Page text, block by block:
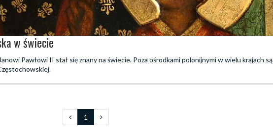
w świecie
Pawłowi II stał się znany na świecie. Poza ośrodkami polonijnymi w wielu krajach są
1